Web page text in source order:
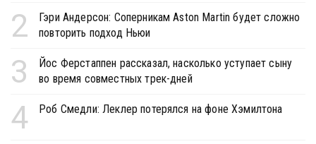
2
Гэри Андерсон: Соперникам Aston Martin будет сложно
повторить подход Ньюи
3
Йос Ферстаппен рассказал, насколько уступает сыну
во время совместных трек-дней
4 Роб Смедли: Леклер потерялся на фоне Хэмилтона